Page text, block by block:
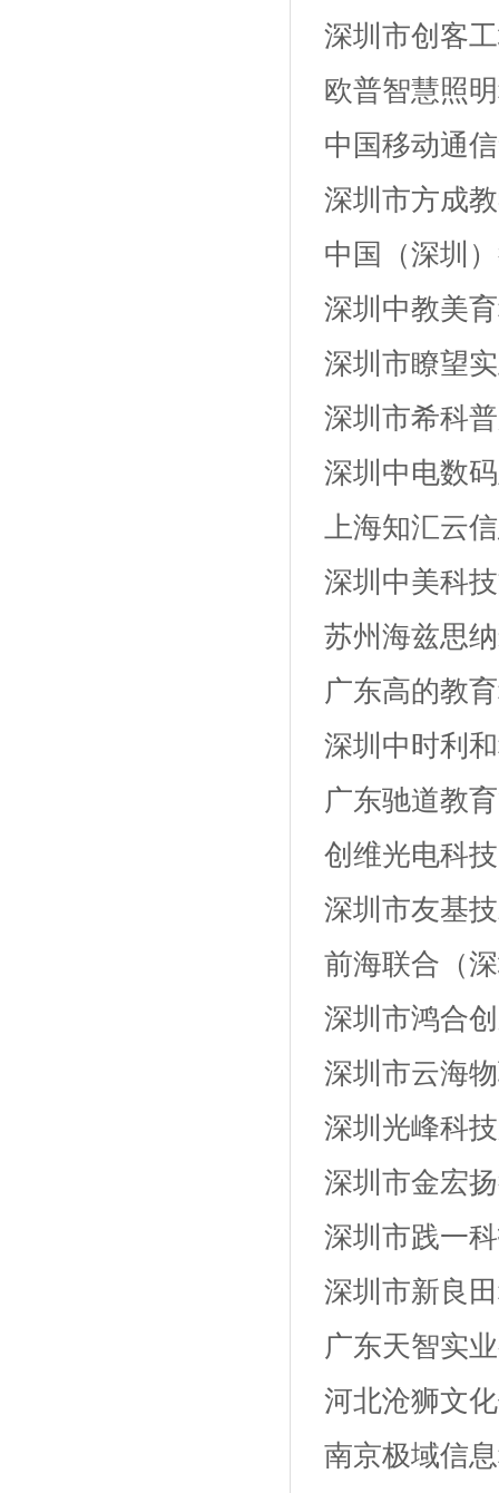
深圳市创客
欧普智慧照
中国移动通
深圳市方成
中国（深圳
深圳中教美
深圳市瞭望
深圳市希科
深圳中电数
上海知汇云
深圳中美科
苏州海兹思
广东高的教
深圳中时利
广东驰道教
创维光电科
深圳市友基
前海联合（
深圳市鸿合
深圳市云海
深圳光峰科
深圳市金宏
深圳市践一
深圳市新良
广东天智实
河北沧狮文
南京极域信